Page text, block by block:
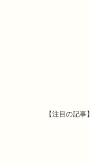
【注目の記事】